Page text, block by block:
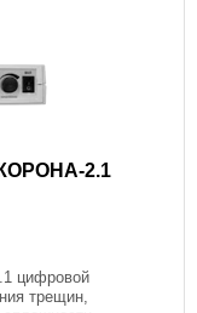
2.1
цифровой
трещин,